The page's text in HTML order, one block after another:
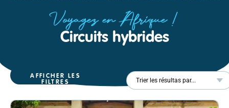
Voyagez en Afrique !
Circuits hybrides
AFFICHER LES
FILTRES